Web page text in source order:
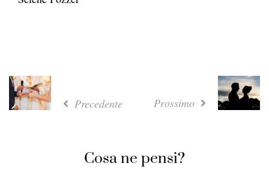
Precedente Prossimo
Cosa ne pensi?